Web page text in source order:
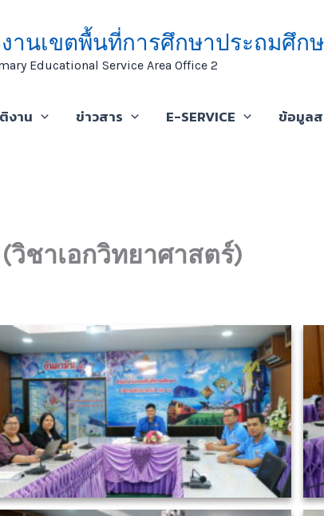
านเขตพื้นที่การศึกษาประถมศึกษ
Educational Service Area Office 2
งาน ข่าวสาร E-SERVICE ข้อมูล
ชาเอกวิทยาศาสตร์)